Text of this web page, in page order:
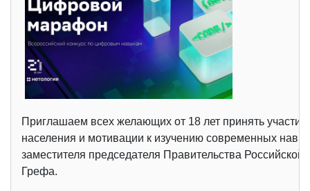
Приглашаем всех желающих от 18 лет принять
населения и мотивации к изучению современных
заместителя председателя Правительства
Грефа.